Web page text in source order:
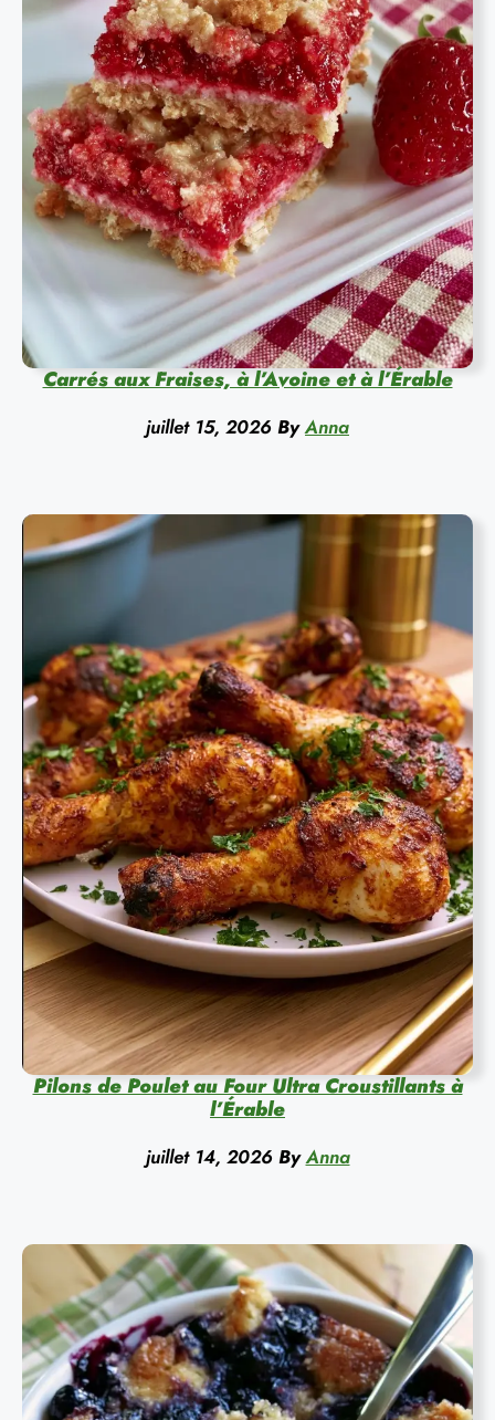
Carrés aux Fraises, à l’Avoine et à l’Érable
juillet 15, 2026 By Anna
Pilons de Poulet au Four Ultra Croustillants à
l’Érable
juillet 14, 2026 By Anna